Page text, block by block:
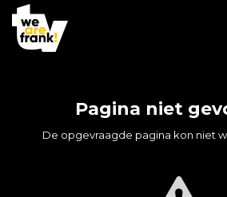
Pagina niet
De opgevraagde pagina kon niet